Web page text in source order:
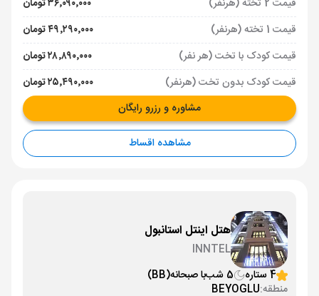
قیمت 2 تخته (هرنفر)
۳۶٬۰۹۰٬۰۰۰ تومان
قیمت 1 تخته (هرنفر)
۴۹٬۲۹۰٬۰۰۰ تومان
قیمت کودک با تخت (هر نفر)
۲۸٬۸۹۰٬۰۰۰ تومان
قیمت کودک بدون تخت (هرنفر)
۲۵٬۴۹۰٬۰۰۰ تومان
مشاوره و رزرو رایگان
مشاهده اقساط
هتل اینتل استانبول
INNTEL
4 ستاره
5 شب با صبحانه(BB)
منطقه:BEYOGLU